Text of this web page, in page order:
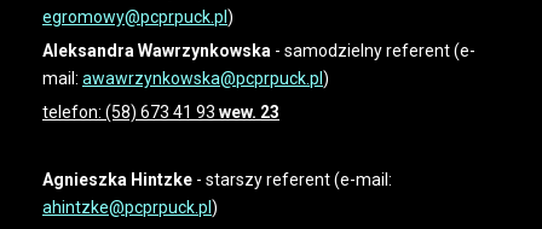
egromowy@pcprpuck.pl)
Aleksandra Wawrzynkowska - samodzielny referent (e-
mail: awawrzynkowska@pcprpuck.pl)
telefon: (58) 673 41 93 wew. 23
Agnieszka Hintzke - starszy referent (e-mail:
ahintzke@pcprpuck.pl)